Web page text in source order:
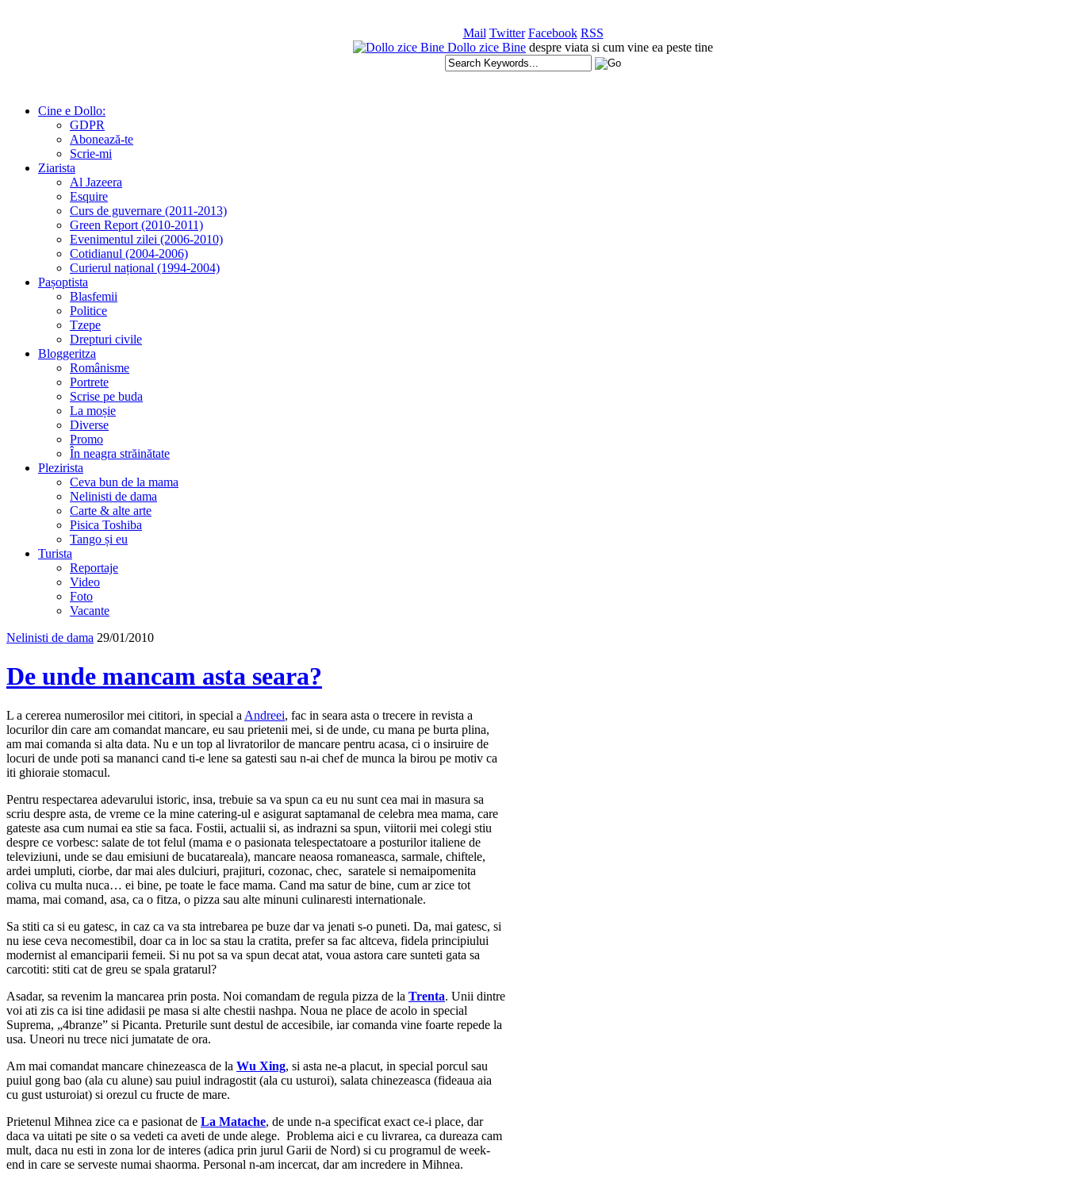
Mail Twitter Facebook RSS
Dollo zice Bine despre viata si cum vine ea peste tine
Cine e Dollo:
GDPR
Abonează-te
Scrie-mi
Ziarista
Al Jazeera
Esquire
Curs de guvernare (2011-2013)
Green Report (2010-2011)
Evenimentul zilei (2006-2010)
Cotidianul (2004-2006)
Curierul național (1994-2004)
Pașoptista
Blasfemii
Politice
Tzepe
Drepturi civile
Bloggeritza
Românisme
Portrete
Scrise pe buda
La moșie
Diverse
Promo
În neagra străinătate
Plezirista
Ceva bun de la mama
Nelinisti de dama
Carte & alte arte
Pisica Toshiba
Tango și eu
Turista
Reportaje
Video
Foto
Vacante
Nelinisti de dama 29/01/2010
De unde mancam asta seara?
L a cererea numerosilor mei cititori, in special a Andreei, fac in seara asta o trecere in revista a
locurilor din care am comandat mancare, eu sau prietenii mei, si de unde, cu mana pe burta plina,
am mai comanda si alta data. Nu e un top al livratorilor de mancare pentru acasa, ci o insiruire de
locuri de unde poti sa mananci cand ti-e lene sa gatesti sau n-ai chef de munca la birou pe motiv ca
iti ghioraie stomacul.
Pentru respectarea adevarului istoric, insa, trebuie sa va spun ca eu nu sunt cea mai in masura sa
scriu despre asta, de vreme ce la mine catering-ul e asigurat saptamanal de celebra mea mama, care
gateste asa cum numai ea stie sa faca. Fostii, actualii si, as indrazni sa spun, viitorii mei colegi stiu
despre ce vorbesc: salate de tot felul (mama e o pasionata telespectatoare a posturilor italiene de
televiziuni, unde se dau emisiuni de bucatareala), mancare neaosa romaneasca, sarmale, chiftele,
ardei umpluti, ciorbe, dar mai ales dulciuri, prajituri, cozonac, chec, saratele si nemaipomenita
coliva cu multa nuca… ei bine, pe toate le face mama. Cand ma satur de bine, cum ar zice tot
mama, mai comand, asa, ca o fitza, o pizza sau alte minuni culinaresti internationale.
Sa stiti ca si eu gatesc, in caz ca va sta intrebarea pe buze dar va jenati s-o puneti. Da, mai gatesc, si
nu iese ceva necomestibil, doar ca in loc sa stau la cratita, prefer sa fac altceva, fidela principiului
modernist al emanciparii femeii. Si nu pot sa va spun decat atat, voua astora care sunteti gata sa
carcotiti: stiti cat de greu se spala gratarul?
Asadar, sa revenim la mancarea prin posta. Noi comandam de regula pizza de la Trenta. Unii dintre
voi ati zis ca isi tine adidasii pe masa si alte chestii nashpa. Noua ne place de acolo in special
Suprema, „4branze” si Picanta. Preturile sunt destul de accesibile, iar comanda vine foarte repede la
usa. Uneori nu trece nici jumatate de ora.
Am mai comandat mancare chinezeasca de la Wu Xing, si asta ne-a placut, in special porcul sau
puiul gong bao (ala cu alune) sau puiul indragostit (ala cu usturoi), salata chinezeasca (fideaua aia
cu gust usturoiat) si orezul cu fructe de mare.
Prietenul Mihnea zice ca e pasionat de La Matache, de unde n-a specificat exact ce-i place, dar
daca va uitati pe site o sa vedeti ca aveti de unde alege. Problema aici e cu livrarea, ca dureaza cam
mult, daca nu esti in zona lor de interes (adica prin jurul Garii de Nord) si cu programul de week-
end in care se serveste numai shaorma. Personal n-am incercat, dar am incredere in Mihnea.